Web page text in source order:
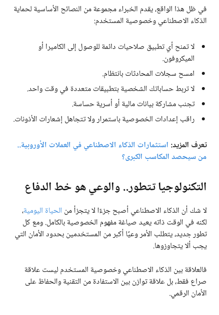
في ظل هذا الواقع، يقدم الخبراء مجموعة من النصائح الأساسية لحماية
الذكاء الاصطناعي وخصوصية المستخدم:
لا تمنح أي تطبيق صلاحيات دائمة للوصول إلى الكاميرا أو
الميكروفون.
امسح سجلات المحادثات بانتظام.
لا تربط حساباتك الشخصية بتطبيقات متعددة في وقت واحد.
تجنب مشاركة بيانات مالية أو أسرية حساسة.
راقب إعدادات الخصوصية باستمرار ولا تتجاهل إشعارات الأذونات.
تعرف المزيد: استثمارات الذكاء الاصطناعي في العملات الأوروبية..
من سيحصد المكاسب الكبرى؟
التكنولوجيا تتطور.. والوعي هو خط الدفاع
لا شك أن الذكاء الاصطناعي أصبح جزءًا لا يتجزأ من الحياة اليومية،
لكنه في الوقت ذاته يعيد صياغة مفهوم الخصوصية بالكامل. ومع كل
تطور جديد، يتطلب الأمر وعيًا أكبر من المستخدمين بحدود الأمان التي
يجب ألا يتجاوزوها.
فالعلاقة بين الذكاء الاصطناعي وخصوصية المستخدم ليست علاقة
صراع فقط، بل علاقة توازن بين الاستفادة من التقنية والحفاظ على
الأمان الرقمي.